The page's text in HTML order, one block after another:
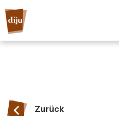
Zurück